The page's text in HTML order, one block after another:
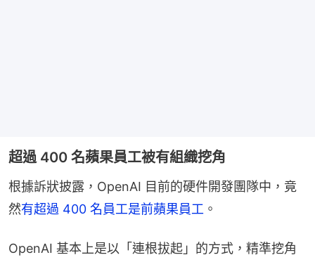
超過 400 名蘋果員工被有組織挖角
根據訴狀披露，OpenAI 目前的硬件開發團隊中，竟
然有超過 400 名員工是前蘋果員工 。
OpenAI 基本上是以「連根拔起」的方式，精準挖角